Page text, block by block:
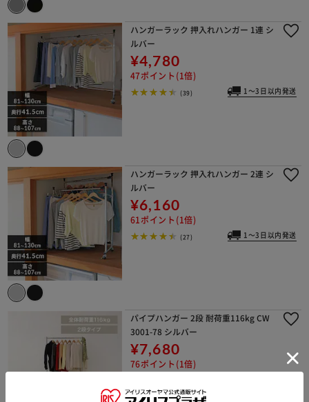
ハンガーラック 押入れハンガー 1連 シ
ルバー
¥4,780
47ポイント(1倍)
(39) 1～3日以内発送
ハンガーラック 押入れハンガー 2連 シ
ルバー
¥6,160
61ポイント(1倍)
(27) 1～3日以内発送
パイプハンガー 2段 耐荷重116kg CW
3001-78 シルバー
¥7,680
76ポイント(1倍)